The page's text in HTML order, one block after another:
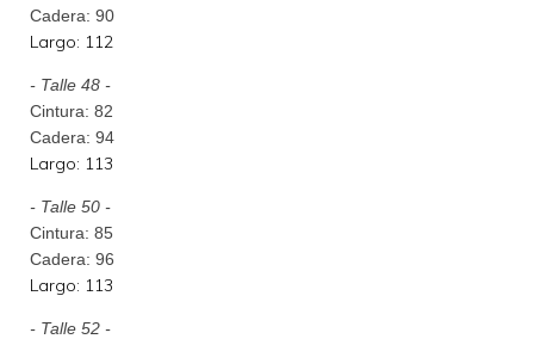
Cadera: 90
Largo: 112
- Talle 48 -
Cintura: 82
Cadera: 94
Largo: 113
- Talle 50 -
Cintura: 85
Cadera: 96
Largo: 113
- Talle 52 -